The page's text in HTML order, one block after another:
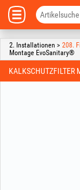
2. Installationen > 208.
Montage EvoSanitary®
KALKSCHUTZFILTER